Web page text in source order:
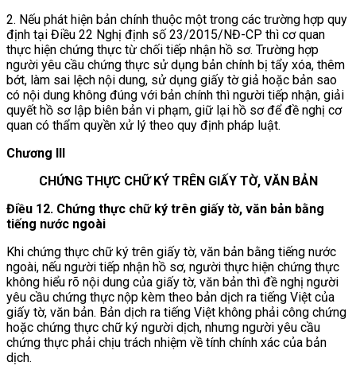
2. Nếu phát hiện bản chính thuộc một trong các trường hợp quy
định tại Điều 22 Nghị định số 23/2015/NĐ-CP thì cơ quan
thực hiện chứng thực từ chối tiếp nhận hồ sơ. Trường hợp
người yêu cầu chứng thực sử dụng bản chính bị tẩy xóa, thêm
bớt, làm sai lệch nội dung, sử dụng giấy tờ giả hoặc bản sao
có nội dung không đúng với bản chính thì người tiếp nhận, giải
quyết hồ sơ lập biên bản vi phạm, giữ lại hồ sơ để đề nghị cơ
quan có thẩm quyền xử lý theo quy định pháp luật.
Chương III
CHỨNG THỰC CHỮ KÝ TRÊN GIẤY TỜ, VĂN BẢN
Điều 12. Chứng thực chữ ký trên giấy tờ, văn bản bằng
tiếng nước ngoài
Khi chứng thực chữ ký trên giấy tờ, văn bản bằng tiếng nước
ngoài, nếu người tiếp nhận hồ sơ, người thực hiện chứng thực
không hiểu rõ nội dung của giấy tờ, văn bản thì đề nghị người
yêu cầu chứng thực nộp kèm theo bản dịch ra tiếng Việt của
giấy tờ, văn bản. Bản dịch ra tiếng Việt không phải công chứng
hoặc chứng thực chữ ký người dịch, nhưng người yêu cầu
chứng thực phải chịu trách nhiệm về tính chính xác của bản
dịch.